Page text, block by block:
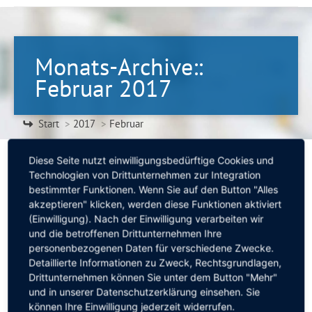
Monats-Archive::
Februar 2017
Sie befinden sich hier:
Start 2017 Februar
Messestand auf der „Leben, Wohnen, Freizeit“
Allgemein VonAnnette Mannes 9. Februar 2017
09. Februar 2017
Das Augenzentrum Eckert ist vom 11. bis zum 19.
März 2017 mit einem Messestand auf der Messe
„Leben, Wohnen, Freizeit“ vertreten. Wir freuen uns
herzlich, Sie dort begrüßen zu dürfen.
Diese Seite nutzt einwilligungsbedürftige Cookies und
Technologien von Drittunternehmen zur Integration
bestimmter Funktionen. Wenn Sie auf den Button "Alles
akzeptieren" klicken, werden diese Funktionen aktiviert
(Einwilligung). Nach der Einwilligung verarbeiten wir
und die betroffenen Drittunternehmen Ihre
personenbezogenen Daten für verschiedene Zwecke.
Detaillierte Informationen zu Zweck, Rechtsgrundlagen,
Drittunternehmen können Sie unter dem Button "Mehr"
und in unserer Datenschutzerklärung einsehen. Sie
können Ihre Einwilligung jederzeit widerrufen.